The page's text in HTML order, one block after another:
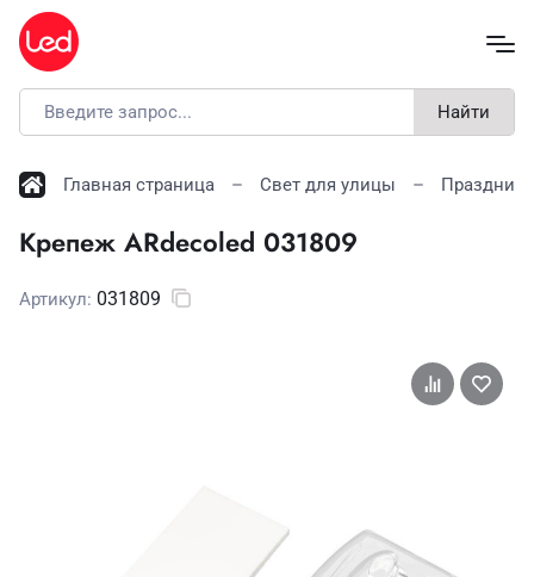
Найти
Главная страница Свет для улицы
Крепеж ARdecoled 031809
Артикул: 031809